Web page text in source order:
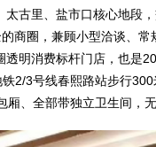
古里、盐市口核心地段
商圈，兼顾小型洽谈、常
透明消费标杆门店，也是
2/3号线春熙路站步行
、全部带独立卫生间，